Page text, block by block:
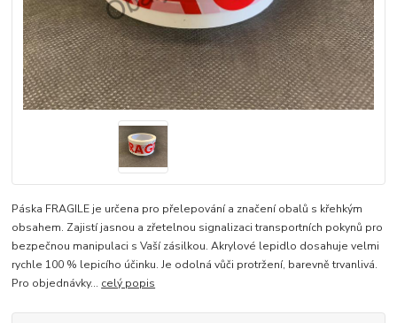
Páska FRAGILE je určena pro přelepování a značení obalů s křehkým
obsahem. Zajistí jasnou a zřetelnou signalizaci transportních pokynů pro
bezpečnou manipulaci s Vaší zásilkou. Akrylové lepidlo dosahuje velmi
rychle 100 % lepicího účinku. Je odolná vůči protržení, barevně trvanlivá.
Pro objednávky... celý popis